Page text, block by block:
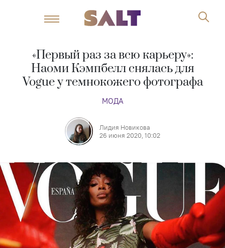
«Первый раз за всю карьеру»:
Наоми Кэмпбелл снялась для
Vogue у темнокожего фотографа
МОДА
Лидия Новикова
26 июня 2020, 10:02